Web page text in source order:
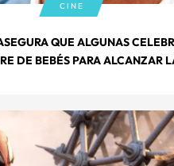
CINE
QUE ALGUNAS
DE BEBÉS PARA ALCANZAR